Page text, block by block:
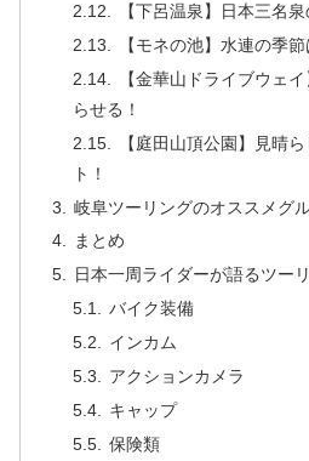
【下呂温泉】日本三名
【モネの池】水連の季
【金華山ドライブウェ
らせる！
【庭田山頂公園】見晴
ト！
岐阜ツーリングのオススメグル
まとめ
日本一周ライダーが語るツー
バイク装備
インカム
アクションカメラ
キャップ
保険類